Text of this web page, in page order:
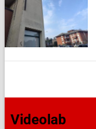
Videolab